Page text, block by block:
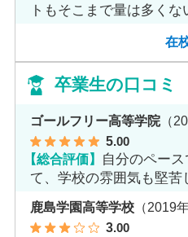
トもそこまで量は多く
在
卒業生の口コミ
ゴールフリー高等学院（
5.00
【総合評価】 自分のペー
て、学校の雰囲気も堅苦
鹿島学園高等学校 （2019
3.00